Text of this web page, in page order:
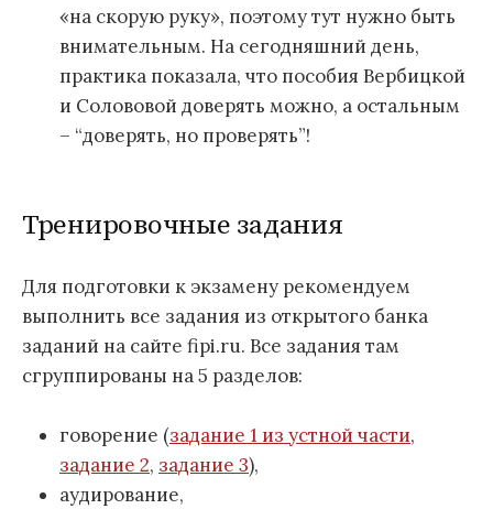
«на скорую руку», поэтому тут нужно быть
внимательным. На сегодняшний день,
практика показала, что пособия Вербицкой
и Солововой доверять можно, а остальным
– “доверять, но проверять”!
Тренировочные задания
Для подготовки к экзамену рекомендуем
выполнить все задания из открытого банка
заданий на сайте fipi.ru. Все задания там
сгруппированы на 5 разделов:
говорение (задание 1 из устной части,
задание 2, задание 3),
аудирование,